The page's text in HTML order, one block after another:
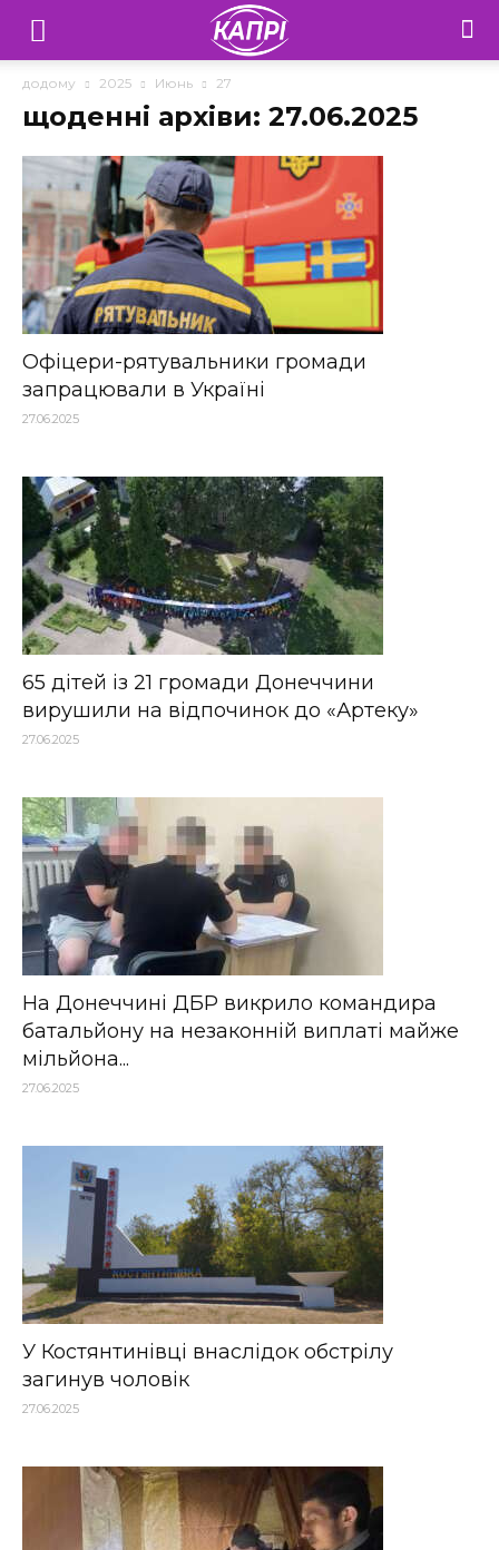
Телебачення
«Капрі»
Новини
Донеччини
додому 2025 Июнь 27
щоденні архіви: 27.06.2025
Офіцери-рятувальники громади
запрацювали в Україні
27.06.2025
65 дітей із 21 громади Донеччини
вирушили на відпочинок до «Артеку»
27.06.2025
На Донеччині ДБР викрило командира
батальйону на незаконній виплаті майже
мільйона...
27.06.2025
У Костянтинівці внаслідок обстрілу
загинув чоловік
27.06.2025